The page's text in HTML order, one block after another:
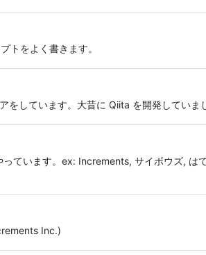
トをよく書きます。
をしています。大昔に Qiita を開発していま
ています。ex: Increments, サイボウズ, は
Inc.)